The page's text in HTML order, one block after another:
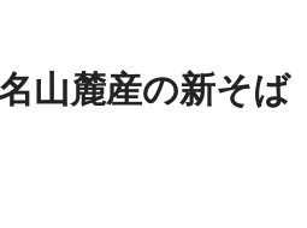
山麓産の新そば